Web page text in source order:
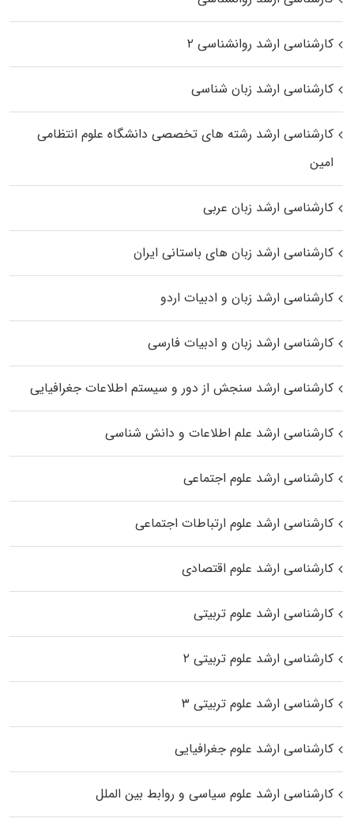
کارشناسی ارشد روانشناسی ۲
کارشناسی ارشد زبان شناسی
کارشناسی ارشد رﺷﺘﻪ ﻫﺎی تخصصی داﻧﺸﮕﺎه ﻋﻠﻮم انتظامی
اﻣﻴﻦ
کارشناسی ارشد زبان عربی
کارشناسی ارشد زبان‌ های باستانی ایران
کارشناسی ارشد زبان و ادبیات اردو
کارشناسی ارشد زبان و ادبیات فارسی
کارشناسی ارشد سنجش از دور و سیستم اطلاعات جغرافیایی
کارشناسی ارشد علم اطلاعات و دانش شناسی
کارشناسی ارشد علوم اجتماعی
کارشناسی ارشد علوم ارتباطات اجتماعی
کارشناسی ارشد علوم اقتصادی
کارشناسی ارشد علوم تربیتی
کارشناسی ارشد علوم تربیتی ۲
کارشناسی ارشد علوم تربیتی ۳
کارشناسی ارشد علوم جغرافیایی
کارشناسی ارشد علوم سیاسی و روابط بین الملل